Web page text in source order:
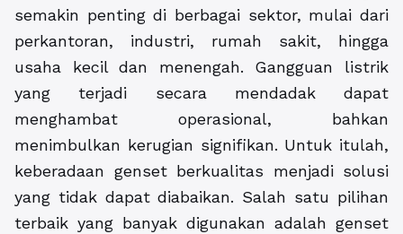
semakin penting di berbagai sektor, mulai dari
perkantoran, industri, rumah sakit, hingga
usaha kecil dan menengah. Gangguan listrik
yang terjadi secara mendadak dapat
menghambat operasional, bahkan
menimbulkan kerugian signifikan. Untuk itulah,
keberadaan genset berkualitas menjadi solusi
yang tidak dapat diabaikan. Salah satu pilihan
terbaik yang banyak digunakan adalah genset